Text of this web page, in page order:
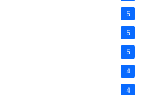
5
5
5
4
4